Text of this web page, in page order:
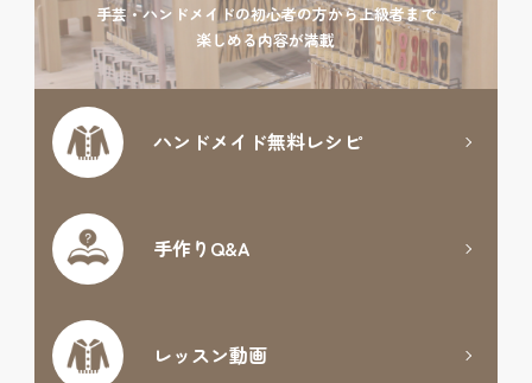
手芸・ハンドメイドの初心者の方から上級者まで
楽しめる内容が満載
ハンドメイド無料レシピ
手作りQ&A
レッスン動画